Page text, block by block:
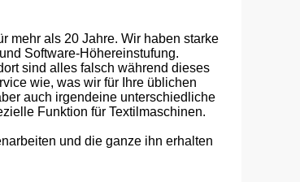
mehr als 20 Jahre. Wir haben starke
Software-Höhereinstufung.
sind alles falsch während dieses
wie, was wir für Ihre üblichen
auch irgendeine unterschiedliche
Funktion für Textilmaschinen.
und die ganze ihn erhalten